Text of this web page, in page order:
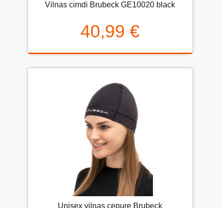
Vilnas cimdi Brubeck GE10020 black
40,99 €
Unisex vilnas cepure Brubeck